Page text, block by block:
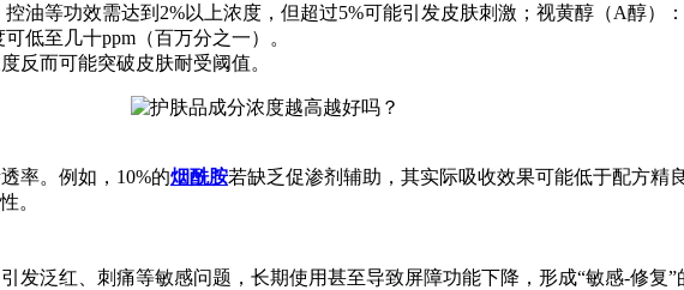
控油等功效需达到2%以上浓度，但超过5%可能引发皮肤刺激；视黄醇（A醇）
低至几十ppm（百万分之一）。
而可能突破皮肤耐受阈值。
率。例如，10%的烟酰胺若缺乏促渗剂辅助，其实际吸收效果可能低于配方精
。
泛红、刺痛等敏感问题，长期使用甚至导致屏障功能下降，形成“敏感-修复”